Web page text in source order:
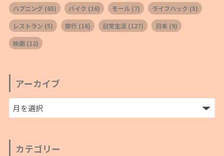
ハプニング(65) バイク (16) モール(7) ライフハック (5)
レストラン (5) 旅行 (16) 日常生活(127) 日本 (9)
映画(12)
アーカイブ
カテゴリー